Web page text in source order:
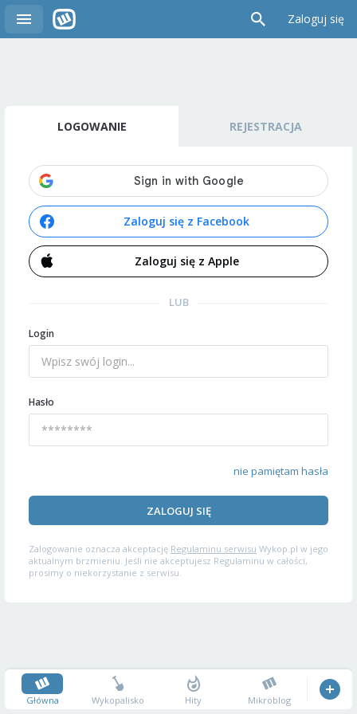
Zaloguj się
LOGOWANIE REJESTRACJA
Zaloguj się z Facebook
Zaloguj się z Apple
LUB
Login
Hasło
nie pamiętam hasła
ZALOGUJ SIĘ
Zalogowanie oznacza akceptację Regulaminu serwisu Wykop.pl w jego
aktualnym brzmieniu. Jeśli nie akceptujesz Regulaminu w całości,
prosimy o niekorzystanie z serwisu.
Główna Wykopalisko Hity Mikroblog